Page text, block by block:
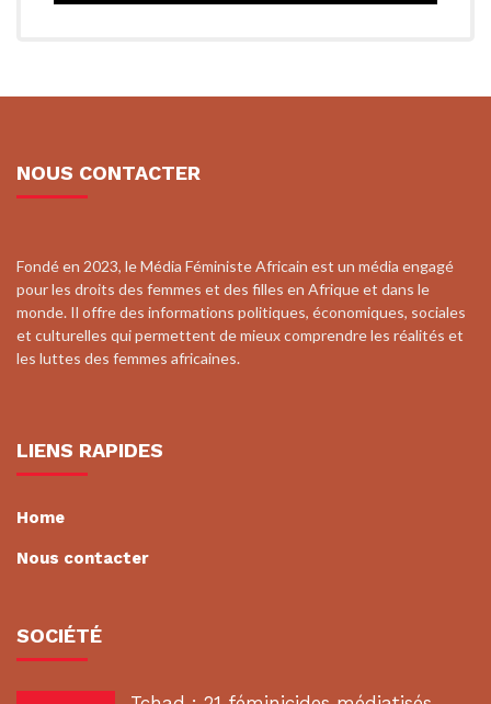
NOUS CONTACTER
Fondé en 2023, le Média Féministe Africain est un média engagé
pour les droits des femmes et des filles en Afrique et dans le
monde. Il offre des informations politiques, économiques, sociales
et culturelles qui permettent de mieux comprendre les réalités et
les luttes des femmes africaines.
LIENS RAPIDES
Home
Nous contacter
SOCIÉTÉ